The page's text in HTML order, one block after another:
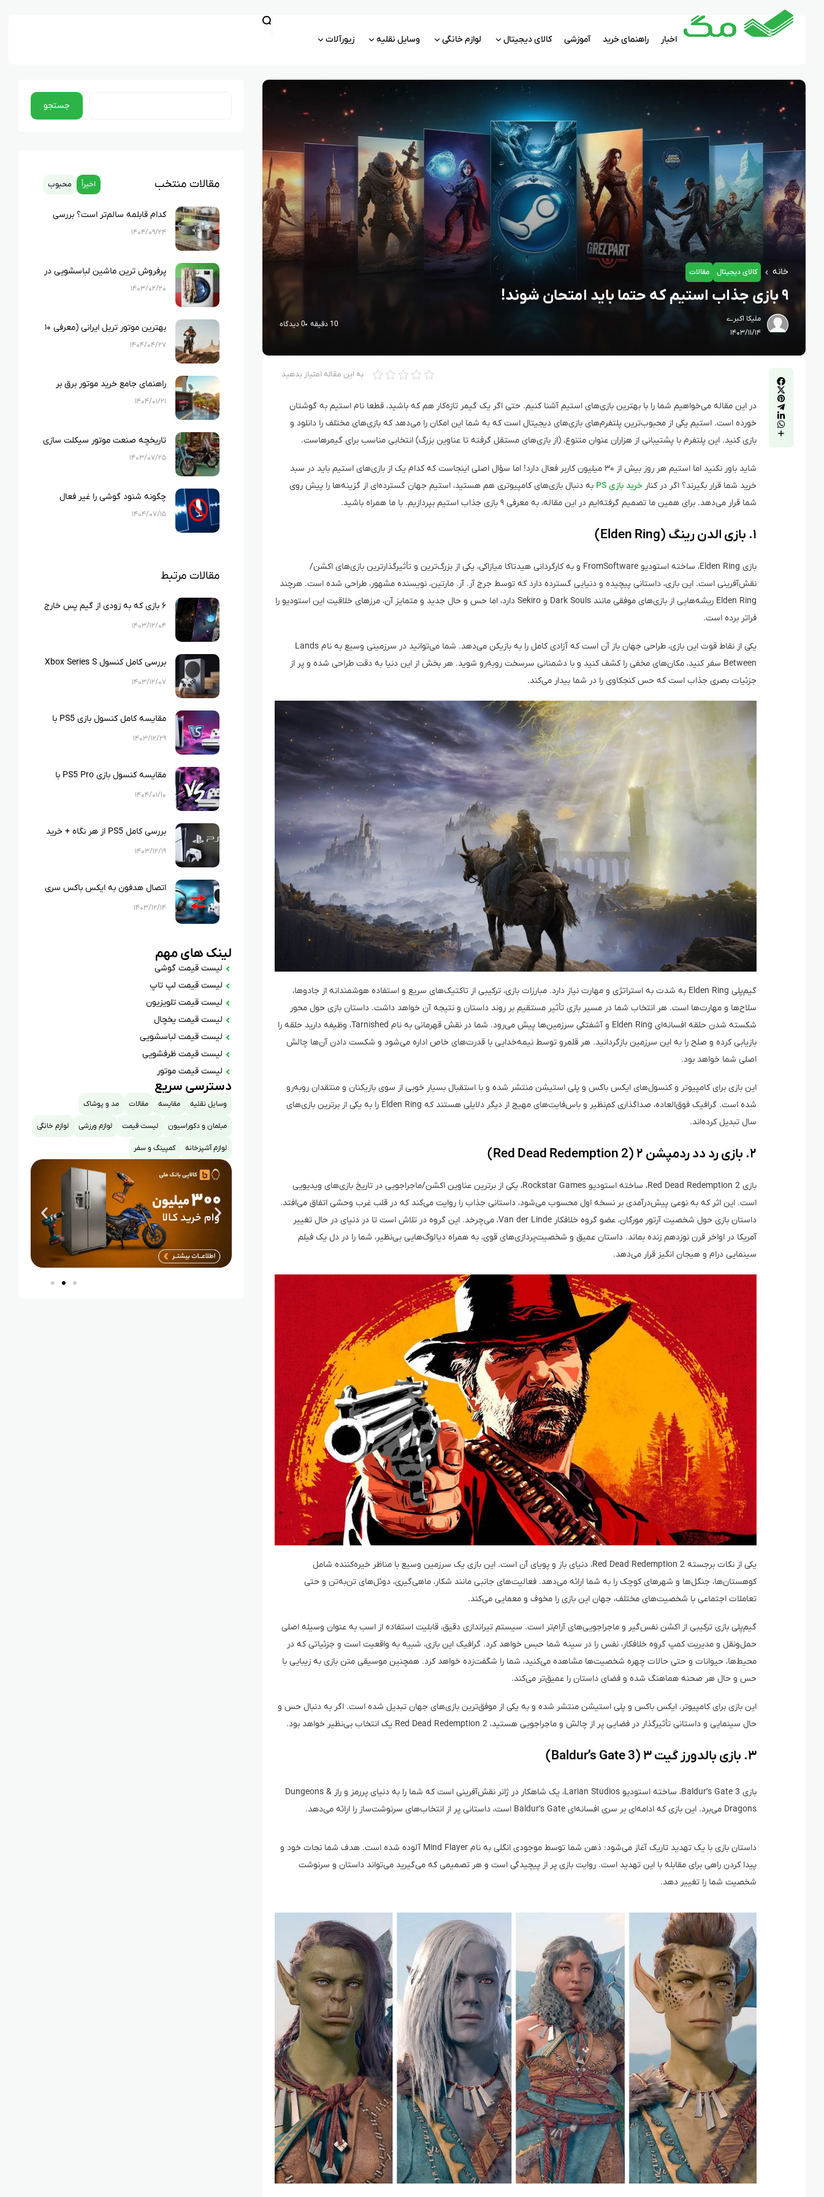
اخبار راهنمای خرید آموزشی کالای دیجیتال لوازم خانگی وسایل نقلیه زیورآلات
خانه کالای دیجیتال مقالات
۹ بازی جذاب استیم که حتما باید امتحان شوند!
ملیکا اکبرے
۱۴۰۳/۱۱/۱۴
10 دقیقه 0 دیدگاه
به این مقاله امتیاز بدهید
در این مقاله می‌خواهیم شما را با بهترین بازی‌های استیم آشنا کنیم. حتی اگر یک گیمر تازه‌کار هم که باشید، قطعا نام استیم به گوشتان
خورده است. استیم یکی از محبوب‌ترین پلتفرم‌های بازی‌های دیجیتال است که به شما این امکان را می‌دهد که بازی‌های مختلف را دانلود و
بازی کنید. این پلتفرم با پشتیبانی از هزاران عنوان متنوع، (از بازی‌های مستقل گرفته تا عناوین بزرگ) انتخابی مناسب برای گیمرهاست.
شاید باور نکنید اما استیم هر روز بیش از ۳۰ میلیون کاربر فعال دارد! اما سؤال اصلی اینجاست که کدام یک از بازی‌های استیم باید در سبد
خرید شما قرار بگیرند؟ اگر در کنار خرید بازی PS
به دنبال بازی‌های کامپیوتری هم هستید، استیم جهان گسترده‌ای از گزینه‌ها را پیش روی
شما قرار می‌دهد. برای همین ما تصمیم گرفته‌ایم در این مقاله، به معرفی ۹ بازی جذاب استیم بپردازیم. با ما همراه باشید.
۱. بازی الدن رینگ (Elden Ring)
بازی Elden Ring، ساخته استودیو FromSoftware و به کارگردانی هیدتاکا میازاکی، یکی از بزرگ‌ترین و تأثیرگذارترین بازی‌های اکشن/
نقش‌آفرینی است. این بازی، داستانی پیچیده و دنیایی گسترده دارد که توسط جرج آر. آر. مارتین، نویسنده مشهور، طراحی شده است. هرچند
Elden Ring ریشه‌هایی از بازی‌های موفقی مانند Dark Souls و Sekiro دارد، اما حس و حال جدید و متمایز آن، مرزهای خلاقیت این استودیو را
فراتر برده است.
یکی از نقاط قوت این بازی، طراحی جهان باز آن است که آزادی کامل را به بازیکن می‌دهد. شما می‌توانید در سرزمینی وسیع به نام Lands
Between سفر کنید، مکان‌های مخفی را کشف کنید و با دشمنانی سرسخت روبه‌رو شوید. هر بخش از این دنیا به دقت طراحی شده و پر از
جزئیات بصری جذاب است که حس کنجکاوی را در شما بیدار می‌کند.
گیم‌پلی Elden Ring به شدت به استراتژی و مهارت نیاز دارد. مبارزات بازی، ترکیبی از تاکتیک‌های سریع و استفاده هوشمندانه از جادوها،
سلاح‌ها و مهارت‌ها است. هر انتخاب شما در مسیر بازی تأثیر مستقیم بر روند داستان و نتیجه آن خواهد داشت. داستان بازی حول محور
شکسته شدن حلقه افسانه‌ای Elden Ring و آشفتگی سرزمین‌ها پیش می‌رود. شما در نقش قهرمانی به نام Tarnished، وظیفه دارید حلقه را
بازیابی کرده و صلح را به این سرزمین بازگردانید. هر قلمرو توسط نیمه‌خدایی با قدرت‌های خاص اداره می‌شود و شکست دادن آن‌ها چالش
اصلی شما خواهد بود.
این بازی برای کامپیوتر و کنسول‌های ایکس باکس و پلی استیشن منتشر شده و با استقبال بسیار خوبی از سوی بازیکنان و منتقدان روبه‌رو
شده است. گرافیک فوق‌العاده، صداگذاری کم‌نظیر و باس‌فایت‌های مهیج از دیگر دلایلی هستند که Elden Ring را به یکی از برترین بازی‌های
سال تبدیل کرده‌اند.
۲. بازی رد دد ردمپشن ۲ (Red Dead Redemption 2)
بازی Red Dead Redemption 2، ساخته استودیو Rockstar Games، یکی از برترین عناوین اکشن/ماجراجویی در تاریخ بازی‌های ویدیویی
است. این اثر که به نوعی پیش‌درآمدی بر نسخه اول محسوب می‌شود، داستانی جذاب را روایت می‌کند که در قلب غرب وحشی اتفاق می‌افتد.
داستان بازی حول شخصیت آرتور مورگان، عضو گروه خلافکار Van der Linde، می‌چرخد. این گروه در تلاش است تا در دنیای در حال تغییر
آمریکا در اواخر قرن نوزدهم زنده بماند. داستان عمیق و شخصیت‌پردازی‌های قوی، به همراه دیالوگ‌هایی بی‌نظیر، شما را در دل یک فیلم
سینمایی درام و هیجان انگیز قرار می‌دهد.
یکی از نکات برجسته Red Dead Redemption 2، دنیای باز و پویای آن است. این بازی یک سرزمین وسیع با مناظر خیره‌کننده شامل
کوهستان‌ها، جنگل‌ها و شهرهای کوچک را به شما ارائه می‌دهد. فعالیت‌های جانبی مانند شکار، ماهی‌گیری، دوئل‌های تن‌به‌تن و حتی
تعاملات اجتماعی با شخصیت‌های مختلف، جهان این بازی را مخوف و معمایی می‌کند.
گیم‌پلی بازی ترکیبی از اکشن نفس‌گیر و ماجراجویی‌های آرام‌تر است. سیستم تیراندازی دقیق، قابلیت استفاده از اسب به عنوان وسیله اصلی
حمل‌ونقل و مدیریت کمپ گروه خلافکار، نفس را در سینه شما حبس خواهد کرد. گرافیک این بازی، شبیه به واقعیت است و جزئیاتی که در
محیط‌ها، حیوانات و حتی حالات چهره شخصیت‌ها مشاهده می‌کنید، شما را شگفت‌زده خواهد کرد. همچنین موسیقی متن بازی به زیبایی با
حس و حال هر صحنه هماهنگ شده و فضای داستان را عمیق‌تر می‌کند.
این بازی برای کامپیوتر، ایکس باکس و پلی استیشن منتشر شده و به یکی از موفق‌ترین بازی‌های جهان تبدیل شده است. اگر به دنبال حس و
حال سینمایی و داستانی تأثیرگذار در فضایی پر از چالش و ماجراجویی هستید، Red Dead Redemption 2 یک انتخاب بی‌نظیر خواهد بود.
۳. بازی بالدورز گیت ۳ (Baldur’s Gate 3)
بازی Baldur’s Gate 3، ساخته استودیو Larian Studios، یک شاهکار در ژانر نقش‌آفرینی است که شما را به دنیای پررمز و راز Dungeons &
Dragons می‌برد. این بازی که ادامه‌ای بر سری افسانه‌ای Baldur’s Gate است، داستانی پر از انتخاب‌های سرنوشت‌ساز را ارائه می‌دهد.
داستان بازی با یک تهدید تاریک آغاز می‌شود: ذهن شما توسط موجودی انگلی به نام Mind Flayer آلوده شده است. هدف شما نجات خود و
پیدا کردن راهی برای مقابله با این تهدید است. روایت بازی پر از پیچیدگی است و هر تصمیمی که می‌گیرید می‌تواند داستان و سرنوشت
شخصیت شما را تغییر دهد.
جستجو
مقالات منتخب اخیراً محبوب
کدام قابلمه سالم‌تر است؟ بررسی
کامل چدن، استیل، گرانیت و تفلون
۱۴۰۴/۰۹/۲۴
پرفروش ترین ماشین لباسشویی در
ایران
۱۴۰۳/۰۲/۲۰
بهترین موتور تریل ایرانی (معرفی ۱۰
نمونه بهترین تریل های ایرانی)
۱۴۰۴/۰۴/۲۷
راهنمای جامع خرید موتور برق بر
اساس متراژ خانه و لوازم خانگی
۱۴۰۴/۰۱/۲۱
تاریخچه صنعت موتور سیکلت سازی
در ایران
۱۴۰۳/۰۷/۲۵
چگونه شنود گوشی را غیر فعال
کنیم؟
۱۴۰۴/۰۷/۱۵
مقالات مرتبط
۶ بازی که به زودی از گیم پس خارج
می‌شوند!
۱۴۰۳/۱۲/۰۴
بررسی کامل کنسول Xbox Series S
۱۴۰۳/۱۲/۰۷
مقایسه کامل کنسول بازی PS5 با
Xbox One
۱۴۰۳/۱۲/۲۹
مقایسه کنسول بازی PS5 Pro با
Xbox One
۱۴۰۴/۰۱/۱۰
بررسی کامل PS5 از هر نگاه + خرید
پلی استیشن ۵ قسطی
۱۴۰۳/۱۲/۱۹
اتصال هدفون به ایکس باکس سری
اس با چند راهکار ساده
۱۴۰۳/۱۲/۱۴
لینک های مهم
لیست قیمت گوشی
لیست قیمت لپ تاپ
لیست قیمت تلویزیون
لیست قیمت یخچال
لیست قیمت لباسشویی
لیست قیمت ظرفشویی
لیست قیمت موتور
دسترسی سریع
وسایل نقلیه مقایسه مقالات مد و پوشاک
مبلمان و دکوراسیون لیست قیمت لوازم ورزشی لوازم خانگی
لوازم آشپزخانه کمپینگ و سفر